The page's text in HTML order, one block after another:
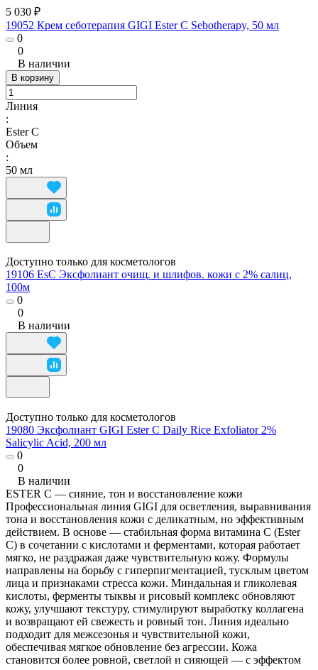
5 030 ₽
19052 Крем себотерапия GIGI Ester C Sebotherapy, 50 мл
0
0
В наличии
В корзину
Линия
:
Ester C
Объем
:
50 мл
Доступно только для косметологов
19106 EsC Эксфолиант очищ. и шлифов. кожи с 2% салиц,
100м
0
0
В наличии
Доступно только для косметологов
19080 Эксфолиант GIGI Ester C Daily Rice Exfoliator 2%
Salicylic Acid, 200 мл
0
0
В наличии
ESTER C — сияние, тон и восстановление кожи
Профессиональная линия GIGI для осветления, выравнивания
тона и восстановления кожи с деликатным, но эффективным
действием. В основе — стабильная форма витамина C (Ester
C) в сочетании с кислотами и ферментами, которая работает
мягко, не раздражая даже чувствительную кожу. Формулы
направлены на борьбу с гиперпигментацией, тусклым цветом
лица и признаками стресса кожи. Миндальная и гликолевая
кислоты, ферменты тыквы и рисовый комплекс обновляют
кожу, улучшают текстуру, стимулируют выработку коллагена
и возвращают ей свежесть и ровный тон. Линия идеально
подходит для межсезонья и чувствительной кожи,
обеспечивая мягкое обновление без агрессии. Кожа
становится более ровной, светлой и сияющей — с эффектом